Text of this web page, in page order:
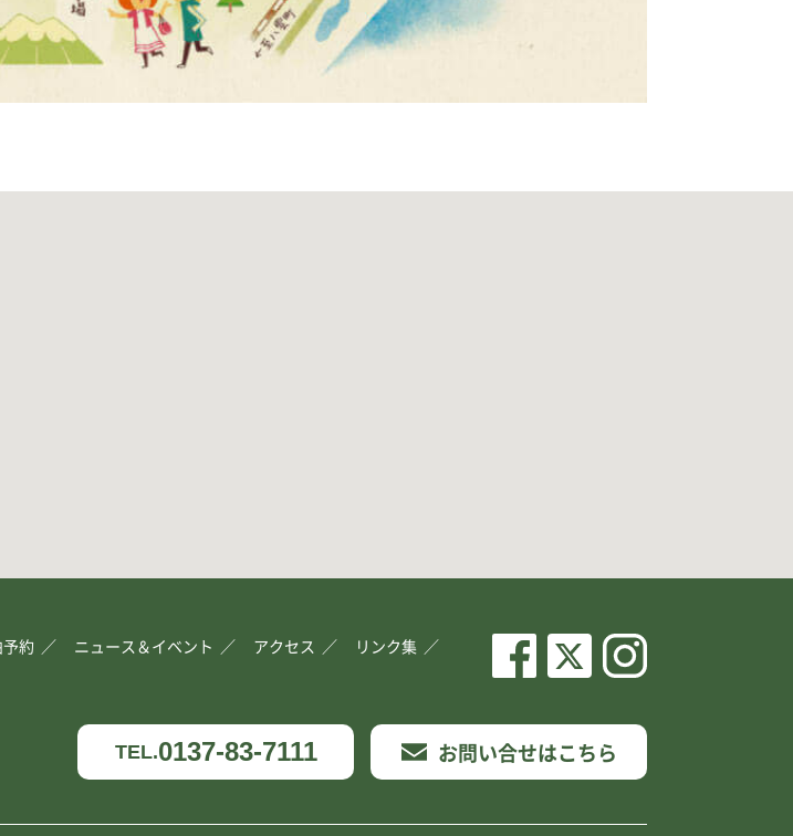
約 ニュース＆イベント アクセス リンク集
TEL.0137-83-7111 お問い合せはこちら